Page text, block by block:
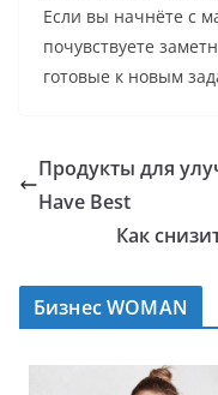
Если вы начнёте с
почувствуете
готовые к новым
Продукты для
Have Best
Как
Бизнес WOMAN